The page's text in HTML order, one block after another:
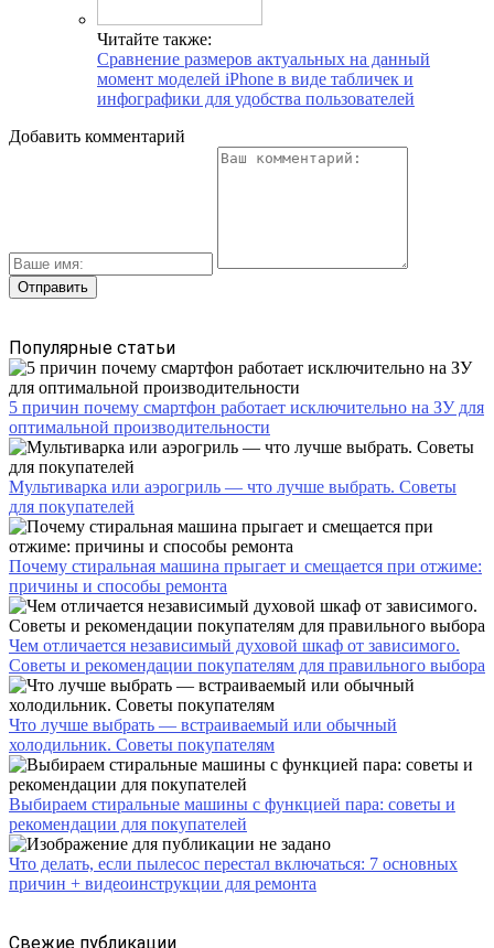
Читайте также:
Сравнение размеров актуальных на данный
момент моделей iPhone в виде табличек и
инфографики для удобства пользователей
Добавить комментарий
Популярные статьи
5 причин почему смартфон работает исключительно на ЗУ для
оптимальной производительности
Мультиварка или аэрогриль — что лучше выбрать. Советы
для покупателей
Почему стиральная машина прыгает и смещается при отжиме:
причины и способы ремонта
Чем отличается независимый духовой шкаф от зависимого.
Советы и рекомендации покупателям для правильного выбора
Что лучше выбрать — встраиваемый или обычный
холодильник. Советы покупателям
Выбираем стиральные машины с функцией пара: советы и
рекомендации для покупателей
Что делать, если пылесос перестал включаться: 7 основных
причин + видеоинструкции для ремонта
Свежие публикации